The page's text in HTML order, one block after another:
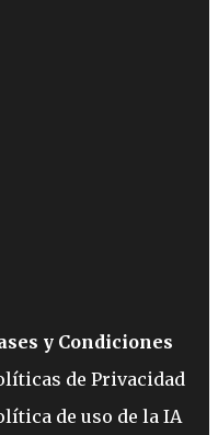
y Condiciones
de Privacidad
de uso de la IA